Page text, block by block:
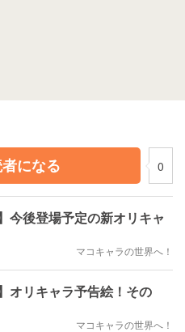
になる
0
今後登場予定の新オリキャ
マコキャラの世界へ！
オリキャラ予告絵！その
マコキャラの世界へ！